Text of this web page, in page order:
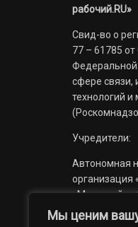
Мы ценим
рабочий.RU»
Свид-во о
77 – 61785
Федеральной
сфере
технологий
Учредители:
Автономная
организация
«Миасский
Областное